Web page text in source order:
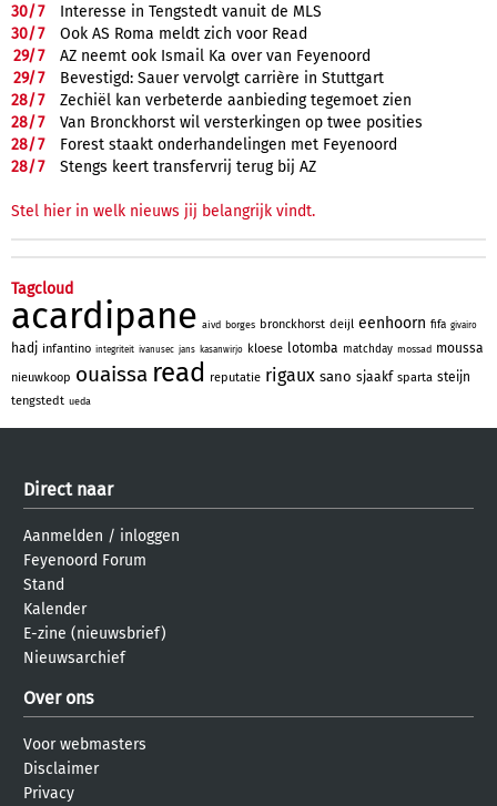
30/7
Interesse in Tengstedt vanuit de MLS
30/7
Ook AS Roma meldt zich voor Read
29/7
AZ neemt ook Ismail Ka over van Feyenoord
29/7
Bevestigd: Sauer vervolgt carrière in Stuttgart
28/7
Zechiël kan verbeterde aanbieding tegemoet zien
28/7
Van Bronckhorst wil versterkingen op twee posities
28/7
Forest staakt onderhandelingen met Feyenoord
28/7 Stengs keert transfervrij terug bij AZ
Stel hier in welk nieuws jij belangrijk vindt.
Tagcloud
acardipane aivd borges bronckhorst deijl eenhoorn fifa givairo
hadj infantino integriteit ivanusec jans kasanwirjo kloese lotomba matchday mossad moussa
nieuwkoop ouaissa read reputatie rigaux sano sjaakf sparta steijn
tengstedt ueda
Direct naar
Aanmelden / inloggen
Feyenoord Forum
Stand
Kalender
E-zine (nieuwsbrief)
Nieuwsarchief
Over ons
Voor webmasters
Disclaimer
Privacy